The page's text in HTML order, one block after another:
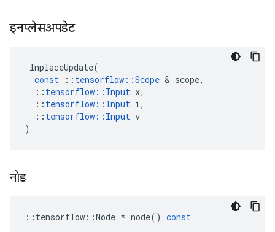
इनप्लेसअपडेट
InplaceUpdate(
const
:: tensorflow ::Scope & scope,
:: tensorflow :: Input x,
:: tensorflow :: Input i,
:: tensorflow :: Input v
)
नोड
:: tensorflow ::Node * node() const